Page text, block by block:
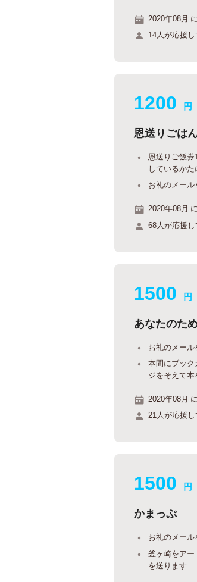
2020年08月
14人が応援し
1200 円
恩送りごは
恩送りご飯券
しているか
お礼のメー
2020年08月
68人が応援し
1500 円
あなたのた
お礼のメー
本間にブッ
ジをそえて
2020年08月
21人が応援し
1500 円
かまっぷ
お礼のメー
釜ヶ崎をア
を送ります